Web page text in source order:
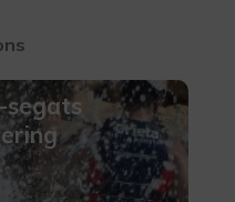
segats